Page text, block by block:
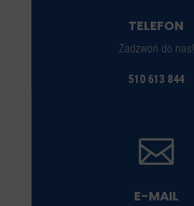
TELEFON
Zadzwoń do nas!
510 613 844

E-MAIL